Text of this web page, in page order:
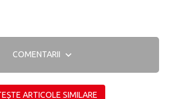
COMENTARII
ARTICOLE SIMILARE